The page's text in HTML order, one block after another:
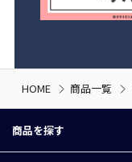
HOME 商品一覧
商品を探す